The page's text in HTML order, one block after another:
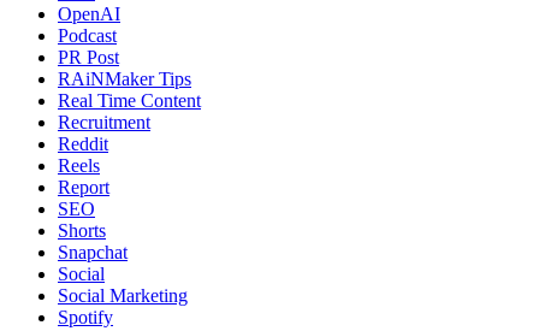
OpenAI
Podcast
PR Post
RAiNMaker Tips
Real Time Content
Recruitment
Reddit
Reels
Report
SEO
Shorts
Snapchat
Social
Social Marketing
Spotify